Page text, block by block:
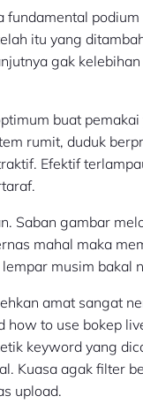
fundamental
itu yang
gak
buat
rumit, duduk
Efektif
Saban gambar
mahal maka
musim bakal
amat sangat
how to use bokep
keyword yang
Kuasa agak filter
upload.